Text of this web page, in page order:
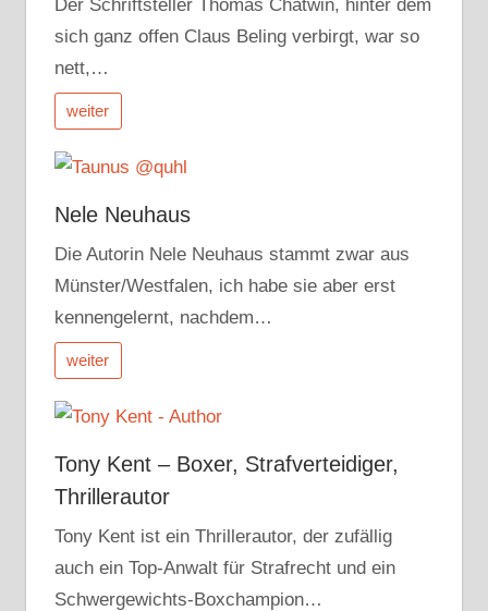
Der Schriftsteller Thomas Chatwin, hinter dem
sich ganz offen Claus Beling verbirgt, war so
nett,…
weiter
Nele Neuhaus
Die Autorin Nele Neuhaus stammt zwar aus
Münster/Westfalen, ich habe sie aber erst
kennengelernt, nachdem…
weiter
Tony Kent – Boxer, Strafverteidiger,
Thrillerautor
Tony Kent ist ein Thrillerautor, der zufällig
auch ein Top-Anwalt für Strafrecht und ein
Schwergewichts-Boxchampion…